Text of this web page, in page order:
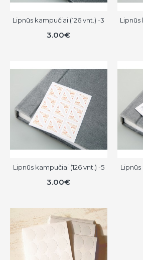
Lipnūs kampučiai (126 vnt.) -3
3.00€
Lipnūs
Lipnūs kampučiai (126 vnt.) -5
3.00€
Lipnūs